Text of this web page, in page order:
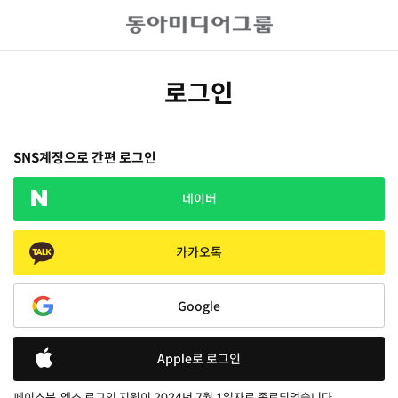
로그인
SNS계정으로 간편 로그인
네이버
카카오톡
Google
Apple로 로그인